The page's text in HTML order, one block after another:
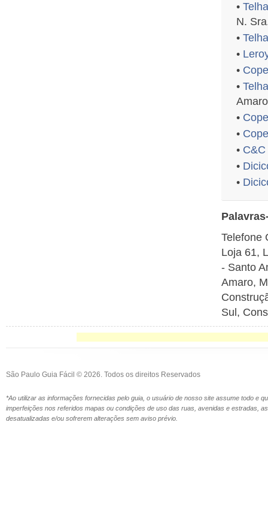
•
N.
•
•
•
•
Amaro
•
•
•
•
•
Telefone
Loja 61,
- Santo
Amaro,
Sul,
São Paulo Guia Fácil © 2026. Todos os direitos Reservados
*Ao utilizar as informações fornecidas pelo guia, o usuário de nosso site assume todo e
imperfeições nos referidos mapas ou condições de uso das ruas, avenidas e estradas,
desatualizadas e/ou sofrerem alterações sem aviso prévio.